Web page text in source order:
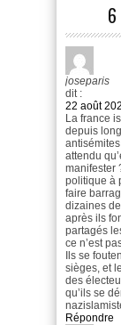
joseparis
dit :
22 août
La france
depuis
attendu
manifester
politique à
faire
dizaines
après ils
partagés
ce n’est
Ils se
sièges, et
des
qu’ils se
Répondre